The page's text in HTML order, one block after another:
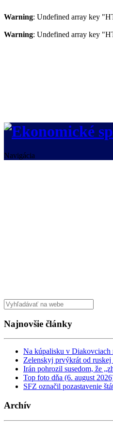
Warning: Undefined array key
Warning: Undefined array key
Navigácia
Najnovšie články
Na kúpalisku v Diakovciach
Zelenskyj prvýkrát od
Irán pohrozil susedom, že
Top foto dňa (6. august
SFZ označil pozastavenie
Archív